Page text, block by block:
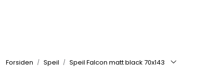
Forsiden Speil Speil Falcon matt black 70x143